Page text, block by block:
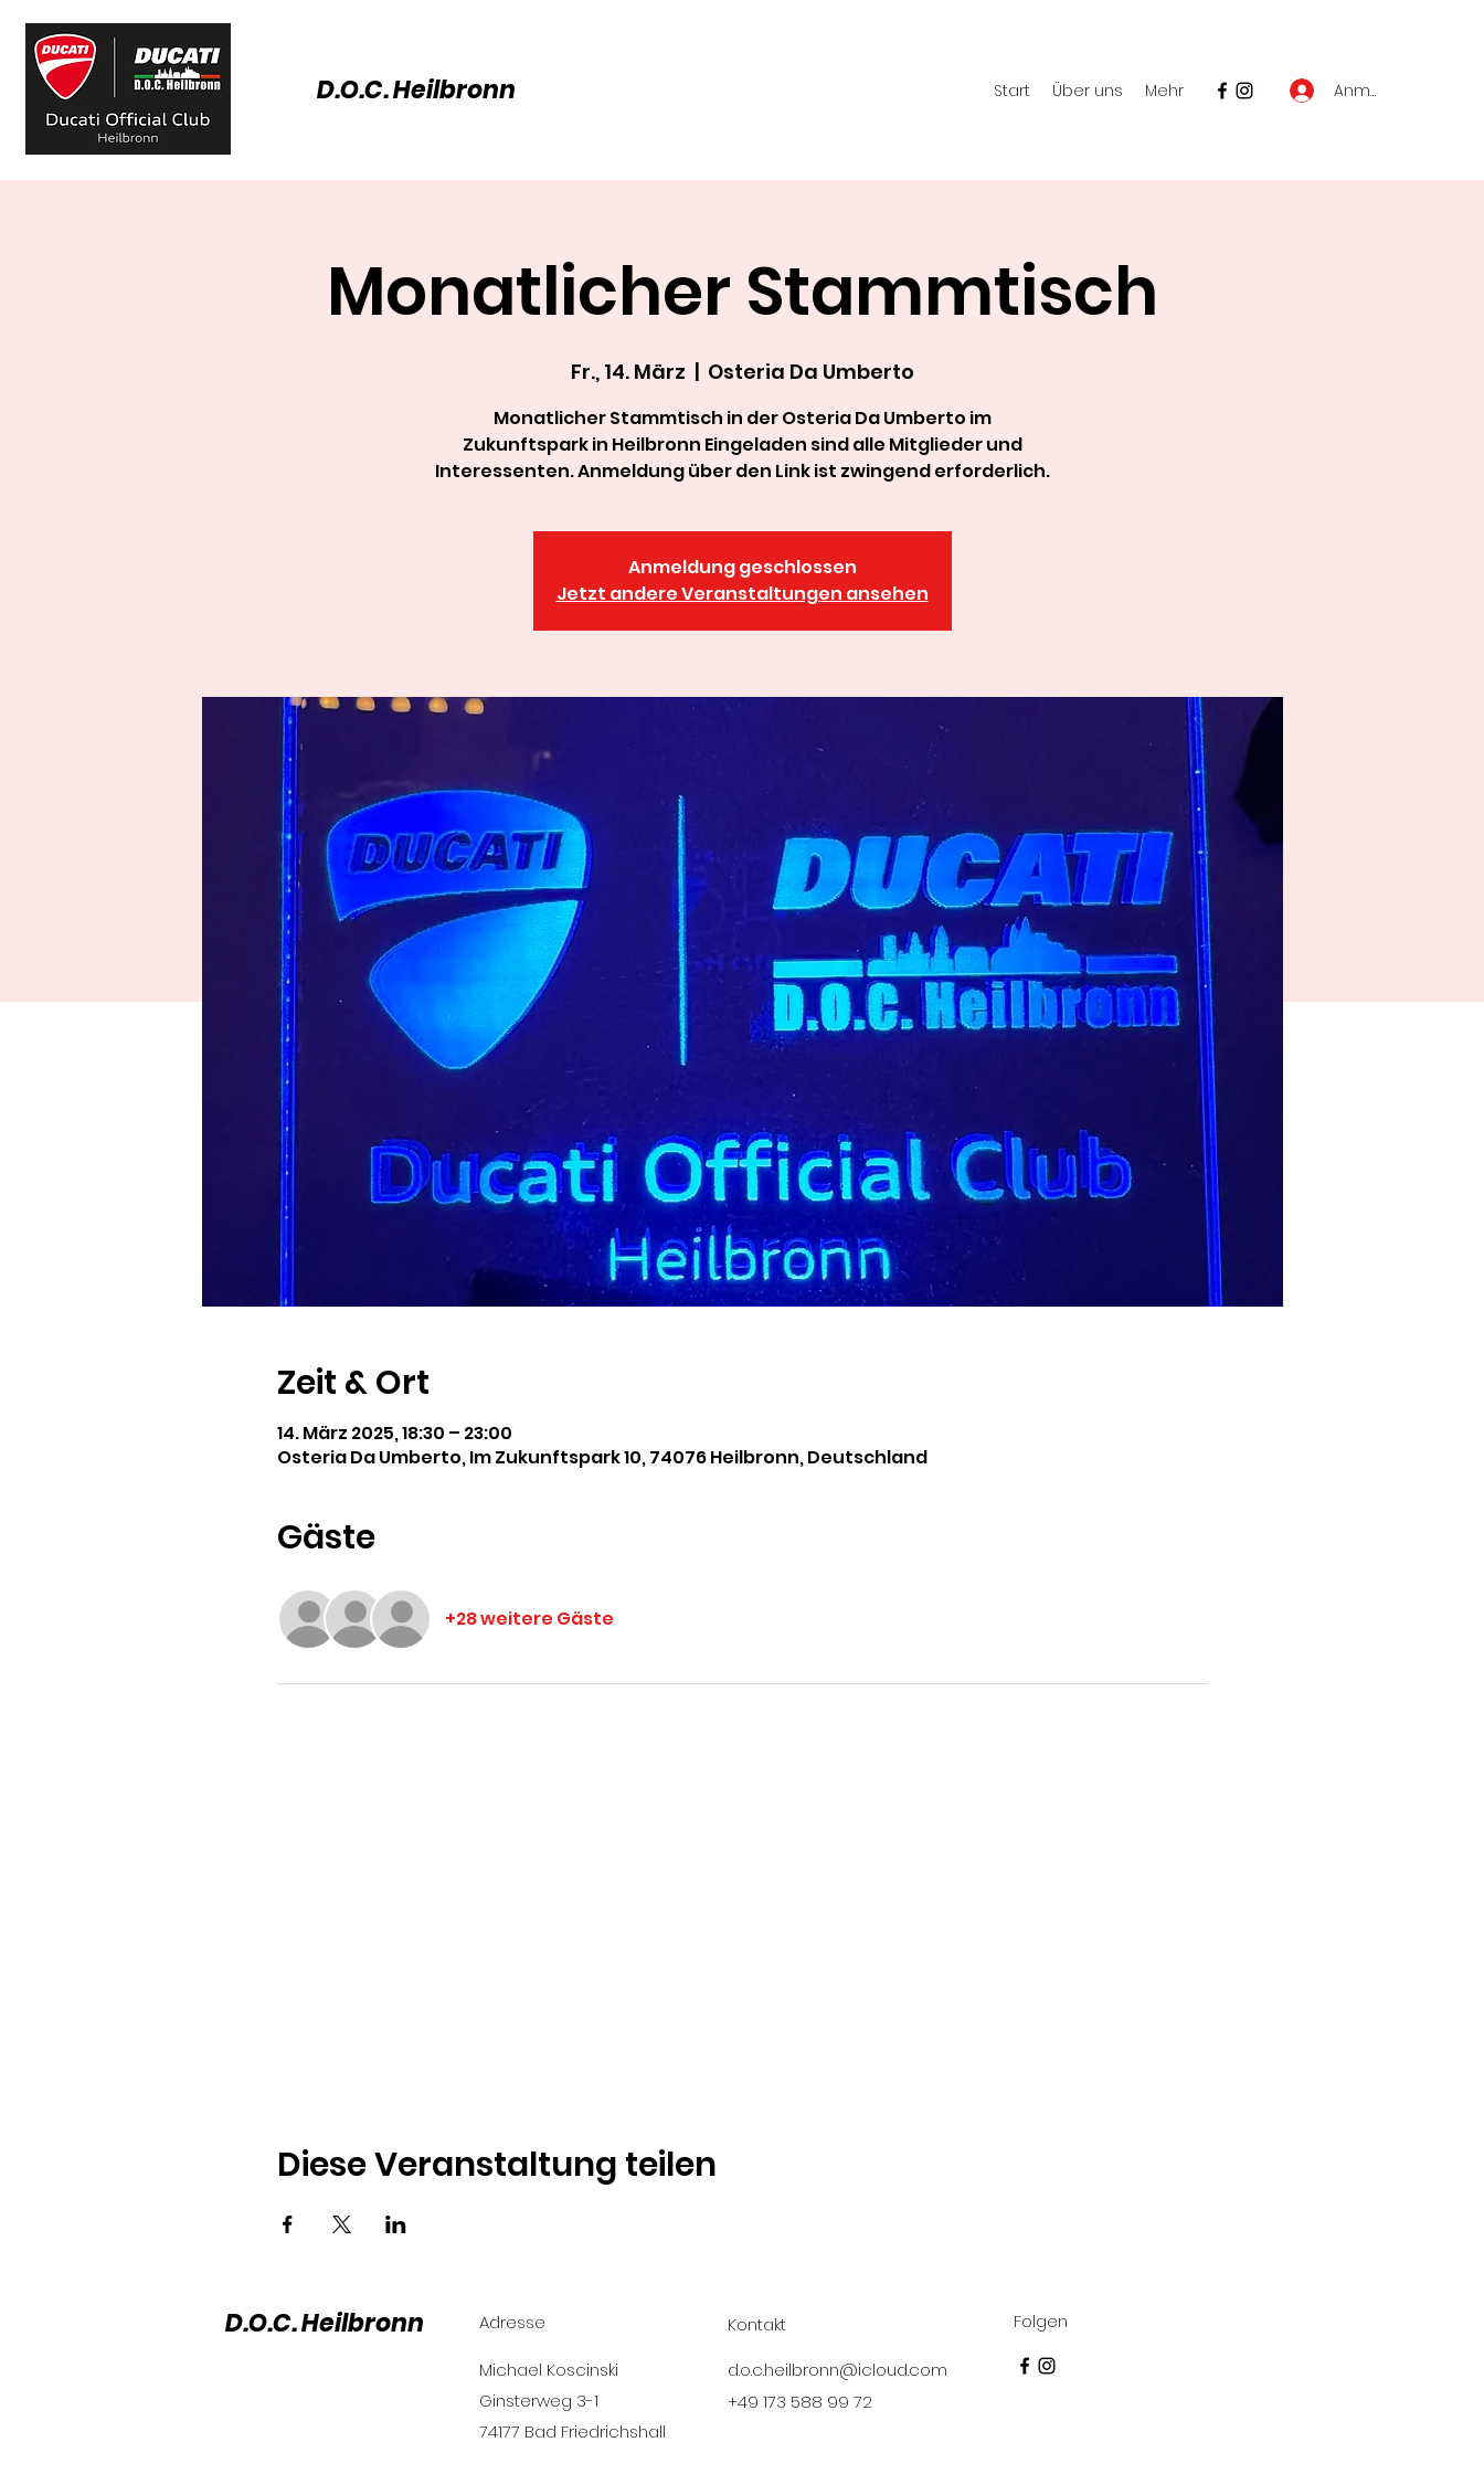
D.O.C. Heilbronn Start Über uns Mehr Anmelden
Monatlicher Stammtisch
Fr., 14. März
  |
Osteria Da Umberto
Monatlicher Stammtisch in der Osteria Da Umberto im
Zukunftspark in Heilbronn Eingeladen sind alle Mitglieder und
Interessenten. Anmeldung über den Link ist zwingend erforderlich.
Anmeldung geschlossen
Jetzt andere Veranstaltungen ansehen
Zeit & Ort
14. März 2025, 18:30 – 23:00
Osteria Da Umberto, Im Zukunftspark 10, 74076 Heilbronn, Deutschland
Gäste
+28 weitere Gäste
Diese Veranstaltung teilen
D.O.C. Heilbronn Adresse
Michael Koscinski
Ginsterweg 3-1
74177 Bad Friedrichshall
Kontakt
d.o.c.heilbronn@icloud.com
+49 173 588 99 72
Folgen